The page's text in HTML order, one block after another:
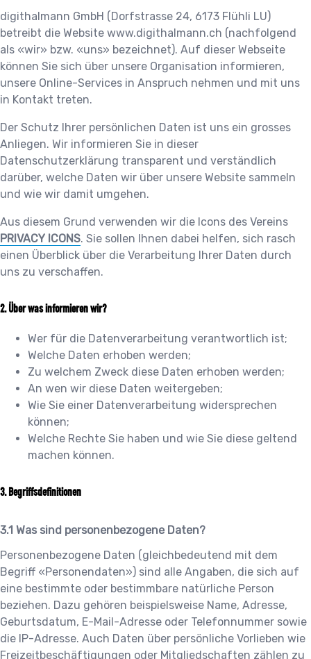
digithalmann GmbH (Dorfstrasse 24, 6173 Flühli LU)
betreibt die Website www.digithalmann.ch (nachfolgend
als «wir» bzw. «uns» bezeichnet). Auf dieser Webseite
können Sie sich über unsere Organisation informieren,
unsere Online-Services in Anspruch nehmen und mit uns
in Kontakt treten.
Der Schutz Ihrer persönlichen Daten ist uns ein grosses
Anliegen. Wir informieren Sie in dieser
Datenschutzerklärung transparent und verständlich
darüber, welche Daten wir über unsere Website sammeln
und wie wir damit umgehen.
Aus diesem Grund verwenden wir die Icons des Vereins
PRIVACY ICONS. Sie sollen Ihnen dabei helfen, sich rasch
einen Überblick über die Verarbeitung Ihrer Daten durch
uns zu verschaffen.
Über was informieren wir?
Wer für die Datenverarbeitung verantwortlich ist;
Welche Daten erhoben werden;
Zu welchem Zweck diese Daten erhoben werden;
An wen wir diese Daten weitergeben;
Wie Sie einer Datenverarbeitung widersprechen
können;
Welche Rechte Sie haben und wie Sie diese geltend
machen können.
Begriffsdefinitionen
Was sind personenbezogene Daten?
Personenbezogene Daten (gleichbedeutend mit dem
Begriff «Personendaten») sind alle Angaben, die sich auf
eine bestimmte oder bestimmbare natürliche Person
beziehen. Dazu gehören beispielsweise Name, Adresse,
Geburtsdatum, E-Mail-Adresse oder Telefonnummer sowie
die IP-Adresse. Auch Daten über persönliche Vorlieben wie
Freizeitbeschäftigungen oder Mitgliedschaften zählen zu